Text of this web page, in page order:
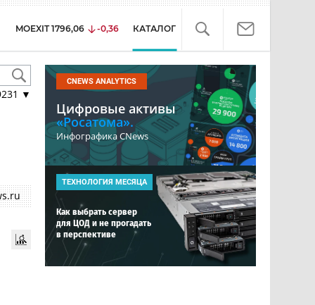
MOEXIT 1796,06 -0,36 КАТАЛОГ
▼
CNEWS ANALYTICS
Цифровые активы
«Росатома».
Инфографика CNews
ТЕХНОЛОГИЯ МЕСЯЦА
Как выбрать сервер
для ЦОД и не прогадать
в перспективе